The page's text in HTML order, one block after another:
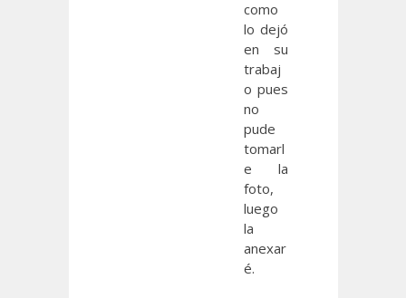
como
lo dejó
en su
trabaj
o pues
no
pude
tomarl
e la
foto,
luego
la
anexar
é.